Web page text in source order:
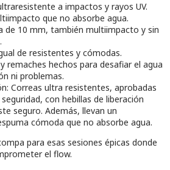
a impactos y rayos UV.
que no absorbe agua.
de 10 mm, también multiimpacto y sin
de resistentes y cómodas.
remaches hechos para desafiar el agua
ni problemas.
Correas ultra resistentes, aprobadas
con hebillas de liberación
seguro. Además, llevan un
cómoda que no absorbe agua.
para esas sesiones épicas donde
el flow.